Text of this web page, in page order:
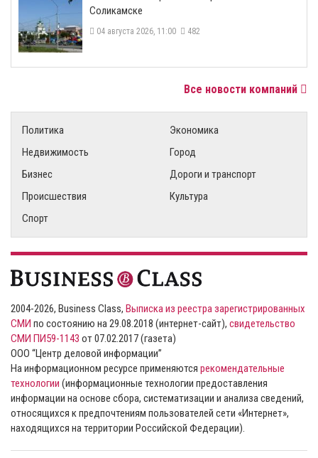
Соликамске
04 августа 2026, 11:00 482
Все новости компаний
Политика
Экономика
Недвижимость
Город
Бизнес
Дороги и транспорт
Происшествия
Культура
Спорт
2004-2026, Business Class, Выписка из реестра зарегистрированных
СМИ по состоянию на 29.08.2018 (интернет-сайт), свидетельство
СМИ ПИ59-1143 от 07.02.2017 (газета)
ООО “Центр деловой информации”
На информационном ресурсе применяются рекомендательные
технологии (информационные технологии предоставления
информации на основе сбора, систематизации и анализа сведений,
относящихся к предпочтениям пользователей сети «Интернет»,
находящихся на территории Российской Федерации).